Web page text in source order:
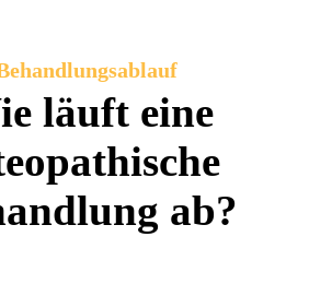
läuft eine
ab?